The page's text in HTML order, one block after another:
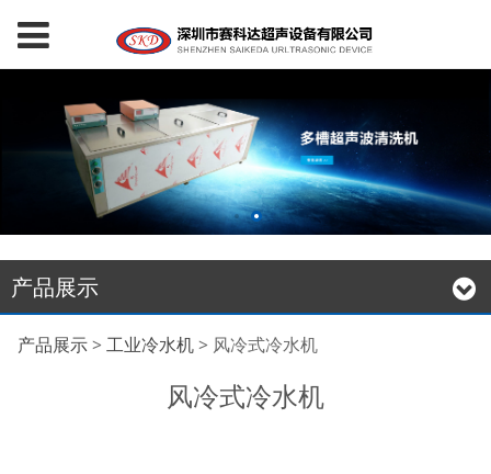
产品展示
风冷式冷水机
产品展示> 工业冷水机> 风冷式冷水机
风冷式冷水机